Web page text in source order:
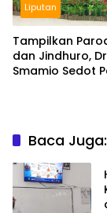
Liputan
Tampilkan
dan Jindhuro,
Smamio Sedot
Baca Juga: